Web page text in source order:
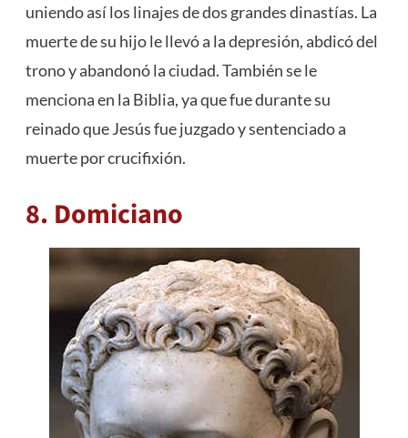
uniendo así los linajes de dos grandes dinastías. La
muerte de su hijo le llevó a la depresión, abdicó del
trono y abandonó la ciudad. También se le
menciona en la Biblia, ya que fue durante su
reinado que Jesús fue juzgado y sentenciado a
muerte por crucifixión.
8. Domiciano